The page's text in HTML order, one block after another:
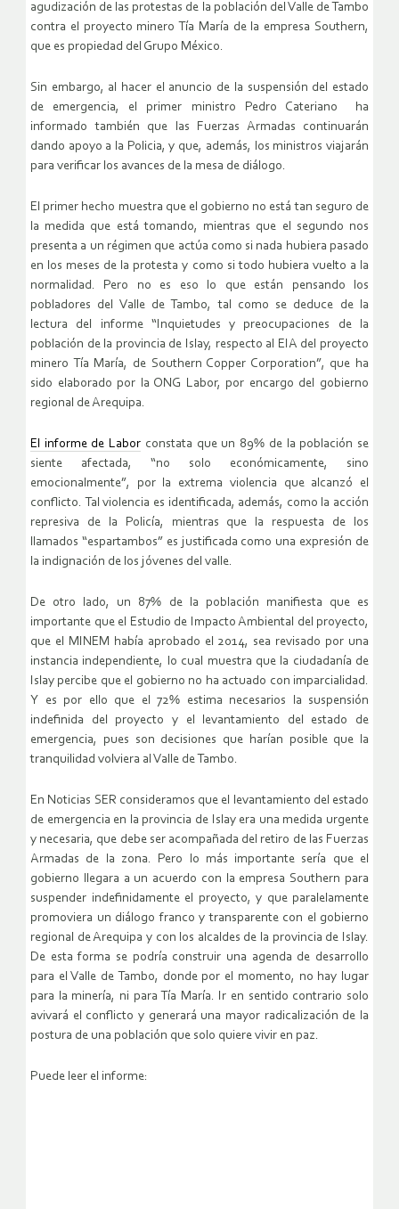
agudización de las protestas de la población del Valle de Tambo
contra el proyecto minero Tía María de la empresa Southern,
que es propiedad del Grupo México.
Sin embargo, al hacer el anuncio de la suspensión del estado
de emergencia, el primer ministro Pedro Cateriano ha
informado también que las Fuerzas Armadas continuarán
dando apoyo a la Policia, y que, además, los ministros viajarán
para verificar los avances de la mesa de diálogo.
El primer hecho muestra que el gobierno no está tan seguro de
la medida que está tomando, mientras que el segundo nos
presenta a un régimen que actúa como si nada hubiera pasado
en los meses de la protesta y como si todo hubiera vuelto a la
normalidad. Pero no es eso lo que están pensando los
pobladores del Valle de Tambo, tal como se deduce de la
lectura del informe “Inquietudes y preocupaciones de la
población de la provincia de Islay, respecto al EIA del proyecto
minero Tía María, de Southern Copper Corporation”, que ha
sido elaborado por la ONG Labor, por encargo del gobierno
regional de Arequipa.
El informe de Labor constata que un 89% de la población se
siente afectada, “no solo económicamente, sino
emocionalmente”, por la extrema violencia que alcanzó el
conflicto. Tal violencia es identificada, además, como la acción
represiva de la Policía, mientras que la respuesta de los
llamados “espartambos” es justificada como una expresión de
la indignación de los jóvenes del valle.
De otro lado, un 87% de la población manifiesta que es
importante que el Estudio de Impacto Ambiental del proyecto,
que el MINEM había aprobado el 2014, sea revisado por una
instancia independiente, lo cual muestra que la ciudadanía de
Islay percibe que el gobierno no ha actuado con imparcialidad.
Y es por ello que el 72% estima necesarios la suspensión
indefinida del proyecto y el levantamiento del estado de
emergencia, pues son decisiones que harían posible que la
tranquilidad volviera al Valle de Tambo.
En Noticias SER consideramos que el levantamiento del estado
de emergencia en la provincia de Islay era una medida urgente
y necesaria, que debe ser acompañada del retiro de las Fuerzas
Armadas de la zona. Pero lo más importante sería que el
gobierno llegara a un acuerdo con la empresa Southern para
suspender indefinidamente el proyecto, y que paralelamente
promoviera un diálogo franco y transparente con el gobierno
regional de Arequipa y con los alcaldes de la provincia de Islay.
De esta forma se podría construir una agenda de desarrollo
para el Valle de Tambo, donde por el momento, no hay lugar
para la minería, ni para Tía María. Ir en sentido contrario solo
avivará el conflicto y generará una mayor radicalización de la
postura de una población que solo quiere vivir en paz.
Puede leer el informe: